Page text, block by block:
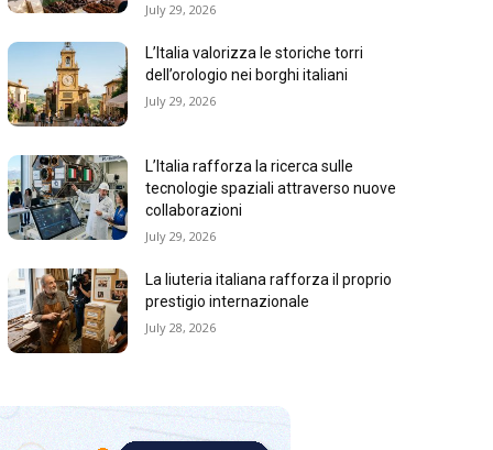
July 29, 2026
L’Italia valorizza le storiche torri
dell’orologio nei borghi italiani
July 29, 2026
L’Italia rafforza la ricerca sulle
tecnologie spaziali attraverso nuove
collaborazioni
July 29, 2026
La liuteria italiana rafforza il proprio
prestigio internazionale
July 28, 2026